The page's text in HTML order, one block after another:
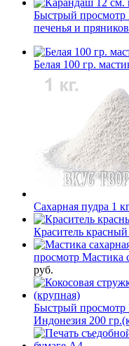
Быстрый просмотр
печенья и пряников
Белая 100 гр.
Сахарная пудра 1
Краситель красный
просмотр Мастика
руб.
Быстрый просмотр
Индонезия 200